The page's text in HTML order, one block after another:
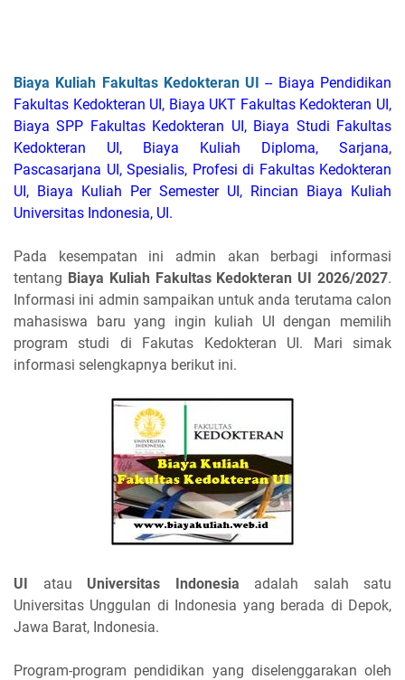
Biaya Kuliah Fakultas Kedokteran UI -- Biaya Pendidikan
Fakultas Kedokteran UI, Biaya UKT Fakultas Kedokteran UI,
Biaya SPP Fakultas Kedokteran UI, Biaya Studi Fakultas
Kedokteran UI, Biaya Kuliah Diploma, Sarjana,
Pascasarjana UI, Spesialis, Profesi di Fakultas Kedokteran
UI, Biaya Kuliah Per Semester UI, Rincian Biaya Kuliah
Universitas Indonesia, UI.
Pada kesempatan ini admin akan berbagi informasi
tentang Biaya Kuliah Fakultas Kedokteran UI 2026/2027.
Informasi ini admin sampaikan untuk anda terutama calon
mahasiswa baru yang ingin kuliah UI dengan memilih
program studi di Fakutas Kedokteran UI. Mari simak
informasi selengkapnya berikut ini.
UI atau Universitas Indonesia adalah salah satu
Universitas Unggulan di Indonesia yang berada di Depok,
Jawa Barat, Indonesia.
Program-program pendidikan yang diselenggarakan oleh